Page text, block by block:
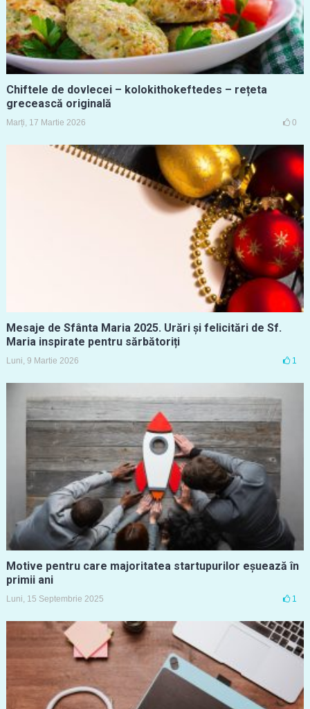
Chiftele de dovlecei – kolokithokeftedes – rețeta
grecească originală
Marți, 17 Martie 2026 0
Mesaje de Sfânta Maria 2025. Urări și felicitări de Sf.
Maria inspirate pentru sărbătoriți
Luni, 9 Martie 2026 1
Motive pentru care majoritatea startupurilor eșuează în
primii ani
Luni, 15 Septembrie 2025 1